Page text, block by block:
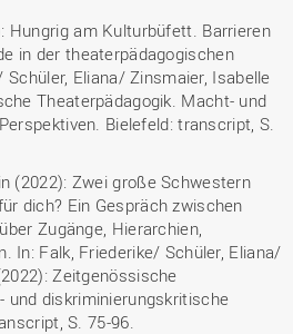
Hungrig am Kulturbüfett. Barrieren
in der theaterpädagogischen
Eliana/ Zinsmaier, Isabelle
Theaterpädagogik. Macht- und
Bielefeld: transcript, S.
(2022): Zwei große Schwestern
dich? Ein Gespräch zwischen
Zugänge, Hierarchien,
In: Falk, Friederike/ Schüler, Eliana/
Zeitgenössische
und diskriminierungskritische
S. 75-96.